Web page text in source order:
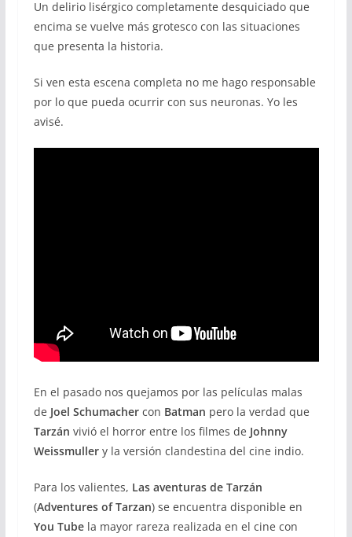
Un delirio lisérgico completamente desquiciado que
encima se vuelve más grotesco con las situaciones
que presenta la historia.
Si ven esta escena completa no me hago responsable
por lo que pueda ocurrir con sus neuronas. Yo les
avisé.
En el pasado nos quejamos por las películas malas
de Joel Schumachercon Batman pero la verdad que
Tarzán vivió el horror entre los filmes de Johnny
Weissmullery la versión clandestina del cine indio.
Para los valientes, Las aventuras de Tarzán
(Adventures of Tarzan) se encuentra disponible en
You Tube la mayor rareza realizada en el cine con